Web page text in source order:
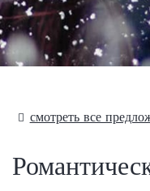
смотреть все